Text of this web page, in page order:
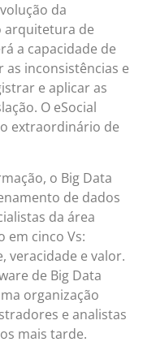
da
arquitetura de
a capacidade de
inconsistências e
e aplicar as
O eSocial
extraordinário de
o Big Data
de dados
da área
em cinco Vs:
veracidade e valor.
de Big Data
organização
e analistas
mais tarde.